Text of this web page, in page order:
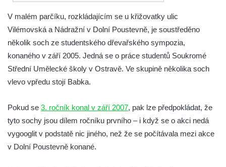
Socha Chalikotérium v ZOO Hluboká
Socha Smilodon v ZOO Hluboká
Socha Plejtvák obrovský v ZOO Hluboká
Socha Medvěd jeskynní v ZOO Hluboká
Socha Mamut srstnatý v ZOO Hluboká
Socha Vydry si hrají v ZOO Hluboká
V malém parčíku, rozkládajícím se u křižovatky ulic
Vilémovská a Nádražní v Dolní Poustevně, je soustředěno
několik soch ze studentského dřevařského sympozia,
konaného v září 2005. Jedná se o práce studentů Soukromé
Střední Umělecké školy v Ostravě. Ve skupině několika soch
vlevo vpředu stojí Babka.
Pokud se 3. ročník konal v září 2007, pak lze předpokládat, že
tyto sochy jsou dílem ročníku prvního – i když se o akci nedá
vygooglit v podstatě nic jiného, než že se počítávala mezi akce
v Dolní Poustevně konané.